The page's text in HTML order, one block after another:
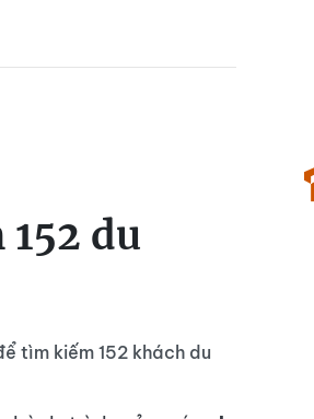
du
tìm kiếm 152 khách du